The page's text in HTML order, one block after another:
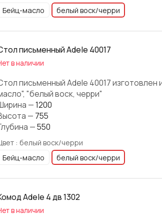
Бейц-масло
белый воск/черри
письменный Adele 40017
в наличии
письменный Adele 40017
"белый воск, черри"
—1200
— 755
—550
: белый воск/черри
Бейц-масло
белый воск/черри
Adele 4 дв 1302
в наличии